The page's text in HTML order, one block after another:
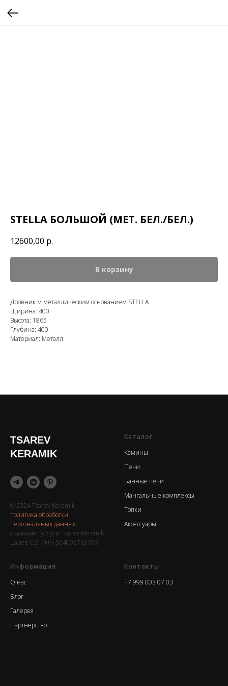
STELLA БОЛЬШОЙ (МЕТ. БЕЛ./БЕЛ.)
12600,00 р.
В корзину
Дровник м металлическим основанием STELLA
Ширина: 400
Высота: 1865
Глубина: 400
Материал: Металл
TSAREV
KERAMIK
© 2024 Tsarev Keramik
политика обработки
персональных данных
оказывает услуги Tsarev Keramik
Царев С.Е ИНН 504002763190
Каталог
Камины
Печи
Банные печи
Мангальные комплексы
Топки
Аксессуары
Информация
О нас
Блог
Галерея
Партнерство
Контакты
+7 999 003 07 03